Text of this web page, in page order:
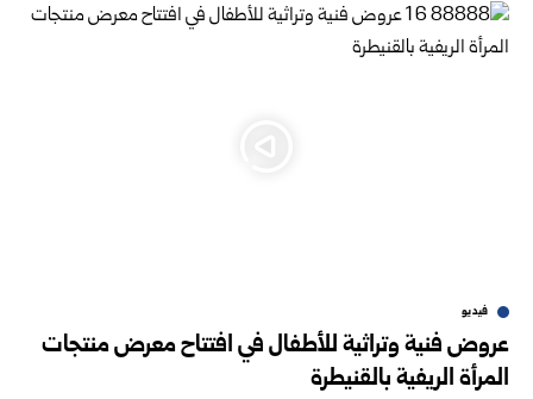
فيديو
عروض فنية وتراثية للأطفال في افتتاح معرض منتجات
المرأة الريفية بالقنيطرة